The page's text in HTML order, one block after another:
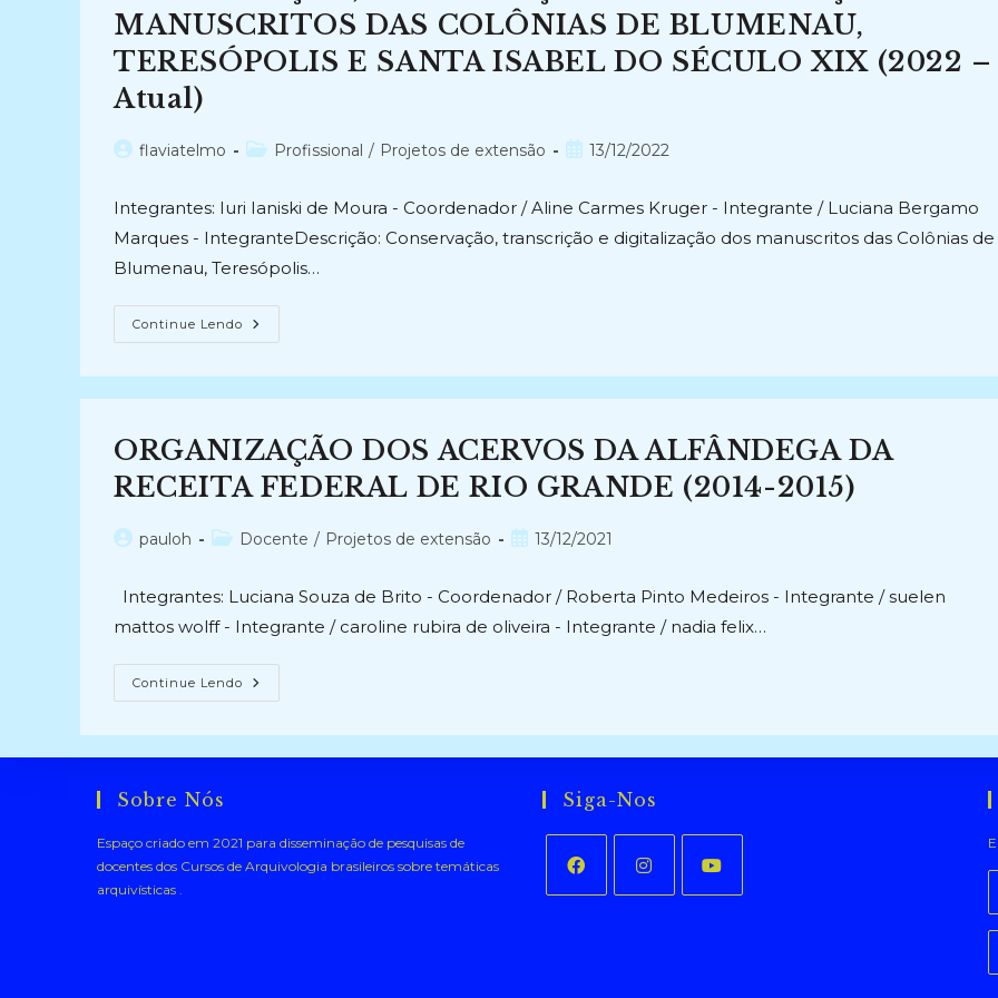
Disseminação
Documental
(2023-
Atual)
MANUSCRITOS DAS COLÔNIAS DE BLUMENAU,
TERESÓPOLIS E SANTA ISABEL DO SÉCULO XIX (2022 –
Atual)
Autorflaviatelmo
Categoria
Profissional / Projetos de extensão
Post13/12/2022
Integrantes: Iuri Ianiski de Moura - Coordenador / Aline Carmes Kruger - Integrante / Luciana Bergamo
Marques - IntegranteDescrição: Conservação, transcrição e digitalização dos manuscritos das Colônias de
Blumenau, Teresópolis…
Continue Lendo CONSERVAÇÃO,
TRANSCRIÇÃO
MANUSCRITOS
COLÔNIAS
DE
BLUMENAU,
TERESÓPOLIS
E
DO
(2022
–
Atual)
ORGANIZAÇÃO DOS ACERVOS DA ALFÂNDEGA DA
RECEITA FEDERAL DE RIO GRANDE (2014-2015)
Autorpauloh
Categoria
Docente / Projetos de extensão
Post13/12/2021
Integrantes: Luciana Souza de Brito - Coordenador / Roberta Pinto Medeiros - Integrante / suelen
mattos wolff - Integrante / caroline rubira de oliveira - Integrante / nadia felix…
Continue Lendo ORGANIZAÇÃO
DOS
DA
GRANDE
(2014-
2015)
Sobre Nós
Espaço criado em 2021 para disseminação de pesquisas de
docentes dos Cursos de Arquivologia brasileiros sobre temáticas
arquivísticas .
Siga-Nos